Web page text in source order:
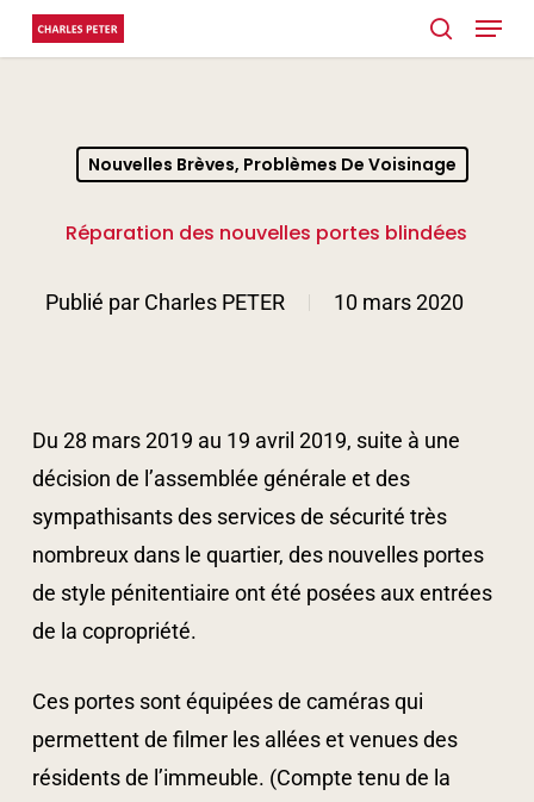
Skip
to
search
Menu
Nouvelles Brèves, Problèmes De Voisinage
Réparation des nouvelles portes blindées
Publié par Charles PETER 10 mars 2020
Du 28 mars 2019 au 19 avril 2019, suite à une
décision de l’assemblée générale et des
sympathisants des services de sécurité très
nombreux dans le quartier, des nouvelles portes
de style pénitentiaire ont été posées aux entrées
de la copropriété.
Ces portes sont équipées de caméras qui
permettent de filmer les allées et venues des
résidents de l’immeuble. (Compte tenu de la